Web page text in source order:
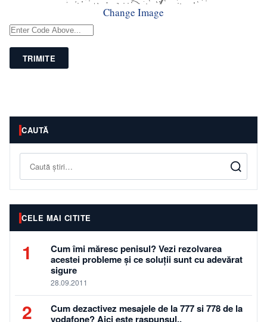
Change Image
TRIMITE
CAUTĂ
Caută
CELE MAI CITITE
1
Cum îmi măresc penisul? Vezi rezolvarea
acestei probleme și ce soluții sunt cu adevărat
sigure
28.09.2011
2
Cum dezactivez mesajele de la 777 si 778 de la
vodafone? Aici este raspunsul..